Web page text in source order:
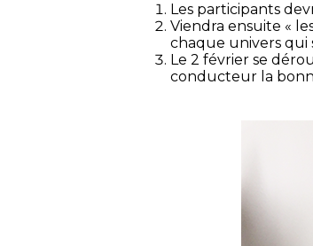
Les participants
Viendra ensuite «
chaque univers
Le 2 février se
conducteur la